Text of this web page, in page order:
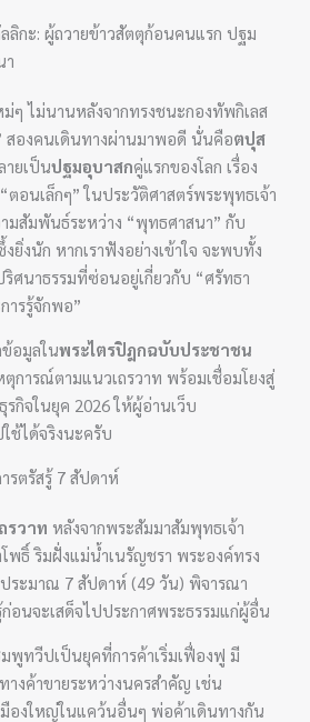
กะ: ผู้ถวายข้าวสัตตุก้อนคนแรก ปฐม
า
ม่ๆ ไม่นานหลังจากทรงชนะกองทัพกิเลส
สองคนเดินทางผ่านมาพอดี นั่นคือตปุส
ายเป็นปฐมอุบาสกคู่แรกของโลก เรื่อง
ตอนเล็กๆ” ในประวัติศาสตร์พระพุทธเจ้า
มสัมพันธ์ระหว่าง “พุทธศาสนา” กับ
ยิ่งนัก หากเราฟังอย่างเข้าใจ จะพบทั้ง
ศนาธรรมที่ซ่อนอยู่เกี่ยวกับ “ศรัทธา
ารรู้จักพอ”
ข้อมูลในพระไตรปิฎกฉบับประชาชน
การณ์ตามแนวเถรวาท พร้อมเชื่อมโยงสู่
กิจในยุค 2026 ให้ผู้อ่านเว็บ
ช้ได้จริงนะครับ
ตรัสรู้ 7 สัปดาห์
รวาท หลังจากพระสัมมาสัมพุทธเจ้า
พธิ์ ริมฝั่งแม่น้ำเนรัญชรา พระองค์ทรง
ระมาณ 7 สัปดาห์ (49 วัน) พิจารณา
อนจะเสด็จไปประกาศพระธรรมแก่ผู้อื่น
พูทวีปเป็นยุคที่การค้าเริ่มเฟื่องฟู มี
างค้าขายระหว่างนครสำคัญ เช่น
องใหญ่ในแคว้นอื่นๆ พ่อค้าเดินทางกัน